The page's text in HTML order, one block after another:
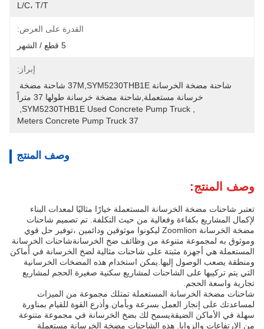
L/C، T/T
القدرة على العرض:
5 قطع / الشهر
إبراز:
خرسانة مستعملة,شاحنة مضخة خرسانة طولها 37 متراً
SYM5230THB1E Used Concrete Pump Truck
37 Meters Concrete Pump Truck
وصف المنتج
وصف المنتج:
تعتبر شاحنات مضخة الخرسانة المستعملة خيارًا مثاليًا لمعدات البناء
لإكمال المشاريع بكفاءة وفعالية من حيث التكلفة. تم تصميم شاحنات
مضخة الخرسانة Zoomlion ليكونوا موثوقين ودائمين ،توفير حل قوي
وموثوق به لمجموعة متنوعة من وظائف ضخ الخرسانةشاحنات الخرسانة
المستعملة هي أجهزة مثبتة على شاحنات مثالية لضخ الخرسانة في أماكن
ومنطقة يصعب الوصول إليها.يمكن استخدام هذه المضخات الخرسانية
التي يتم تركيبها على الشاحنات لمشاريع سكنية صغيرة الحجم لمشاريع
تجارية واسعة الحجم.
شاحنات مضخة الخرسانة المستعملة تمتلك مجموعة من الميزات
لمساعدتك على إنجاز العمل بسرعة وبأمان.وأذرع القوة للقيام بمناورة
سهلة في الأماكن الضيقةيسمح لك بضخ الخرسانة في مجموعة متنوعة
من الارتفاعات والزوايا. هذه الشاحنات مضخة الخرسانة مستعملة